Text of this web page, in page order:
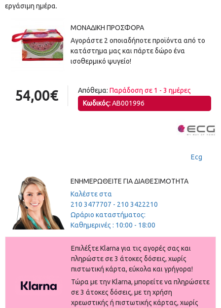
εργάσιμη ημέρα.
ΜΟΝΑΔΙΚΉ ΠΡΟΣΦΟΡΆ
Αγοράστε 2 οποιαδήποτε προϊόντα από το
κατάστημα μας και πάρτε δώρο ένα
ισοθερμικό ψυγείο!
54,00€ Απόθεμα: Παράδοση σε 1 - 3 ημέρες
Κωδικός:AB001996
Ecg
ΕΝΗΜΕΡΩΘΕΊΤΕ ΓΙΑ ΔΙΑΘΕΣΙΜΌΤΗΤΑ
Καλέστε στα
210 3477707 - 210 3422210
Ωράριο καταστήματος:
Καθημερινές : 10:00 - 18:00
Eπιλέξτε Klarna για τις αγορές σας και
πληρώστε σε 3 άτοκες δόσεις, χωρίς
πιστωτική κάρτα, εύκολα και γρήγορα!
Τώρα με την Klarna, μπορείτε να πληρώσετε
σε 3 άτοκες δόσεις, με τη χρήση
χρεωστικής ή πιστωτικής κάρτας, χωρίς